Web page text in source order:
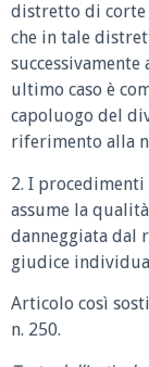
distretto di corte
che in tale
ultimo caso è
capoluogo del
riferimento alla
2. I
assume la
danneggiata dal
giudice
Articolo così
n. 250.